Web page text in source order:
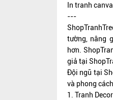
In tranh
---
tường, nâng
hơn.
giả tại
Đội ngũ tại
và phong
1. Tranh